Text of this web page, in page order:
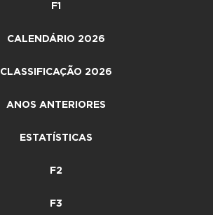
F1
CALENDÁRIO 2026
CLASSIFICAÇÃO 2026
ANOS ANTERIORES
ESTATÍSTICAS
F2
F3